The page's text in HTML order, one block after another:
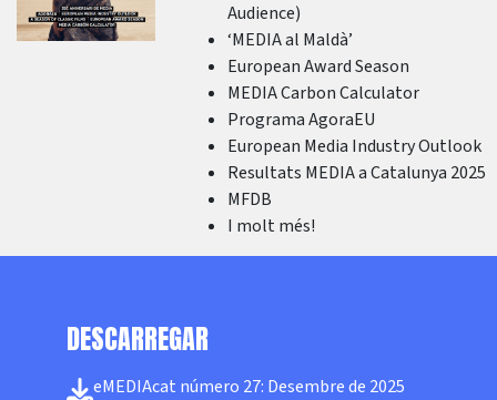
Audience)
‘MEDIA al Maldà’
European Award Season
MEDIA Carbon Calculator
Programa AgoraEU
European Media Industry Outlook
Resultats MEDIA a Catalunya 2025
MFDB
I molt més!
DESCARREGAR
eMEDIAcat número 27: Desembre de 2025